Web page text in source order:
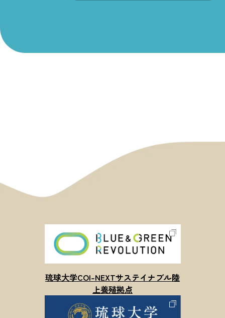
琉球⼤学COI-NEXTサステイナブル陸
上養殖拠点